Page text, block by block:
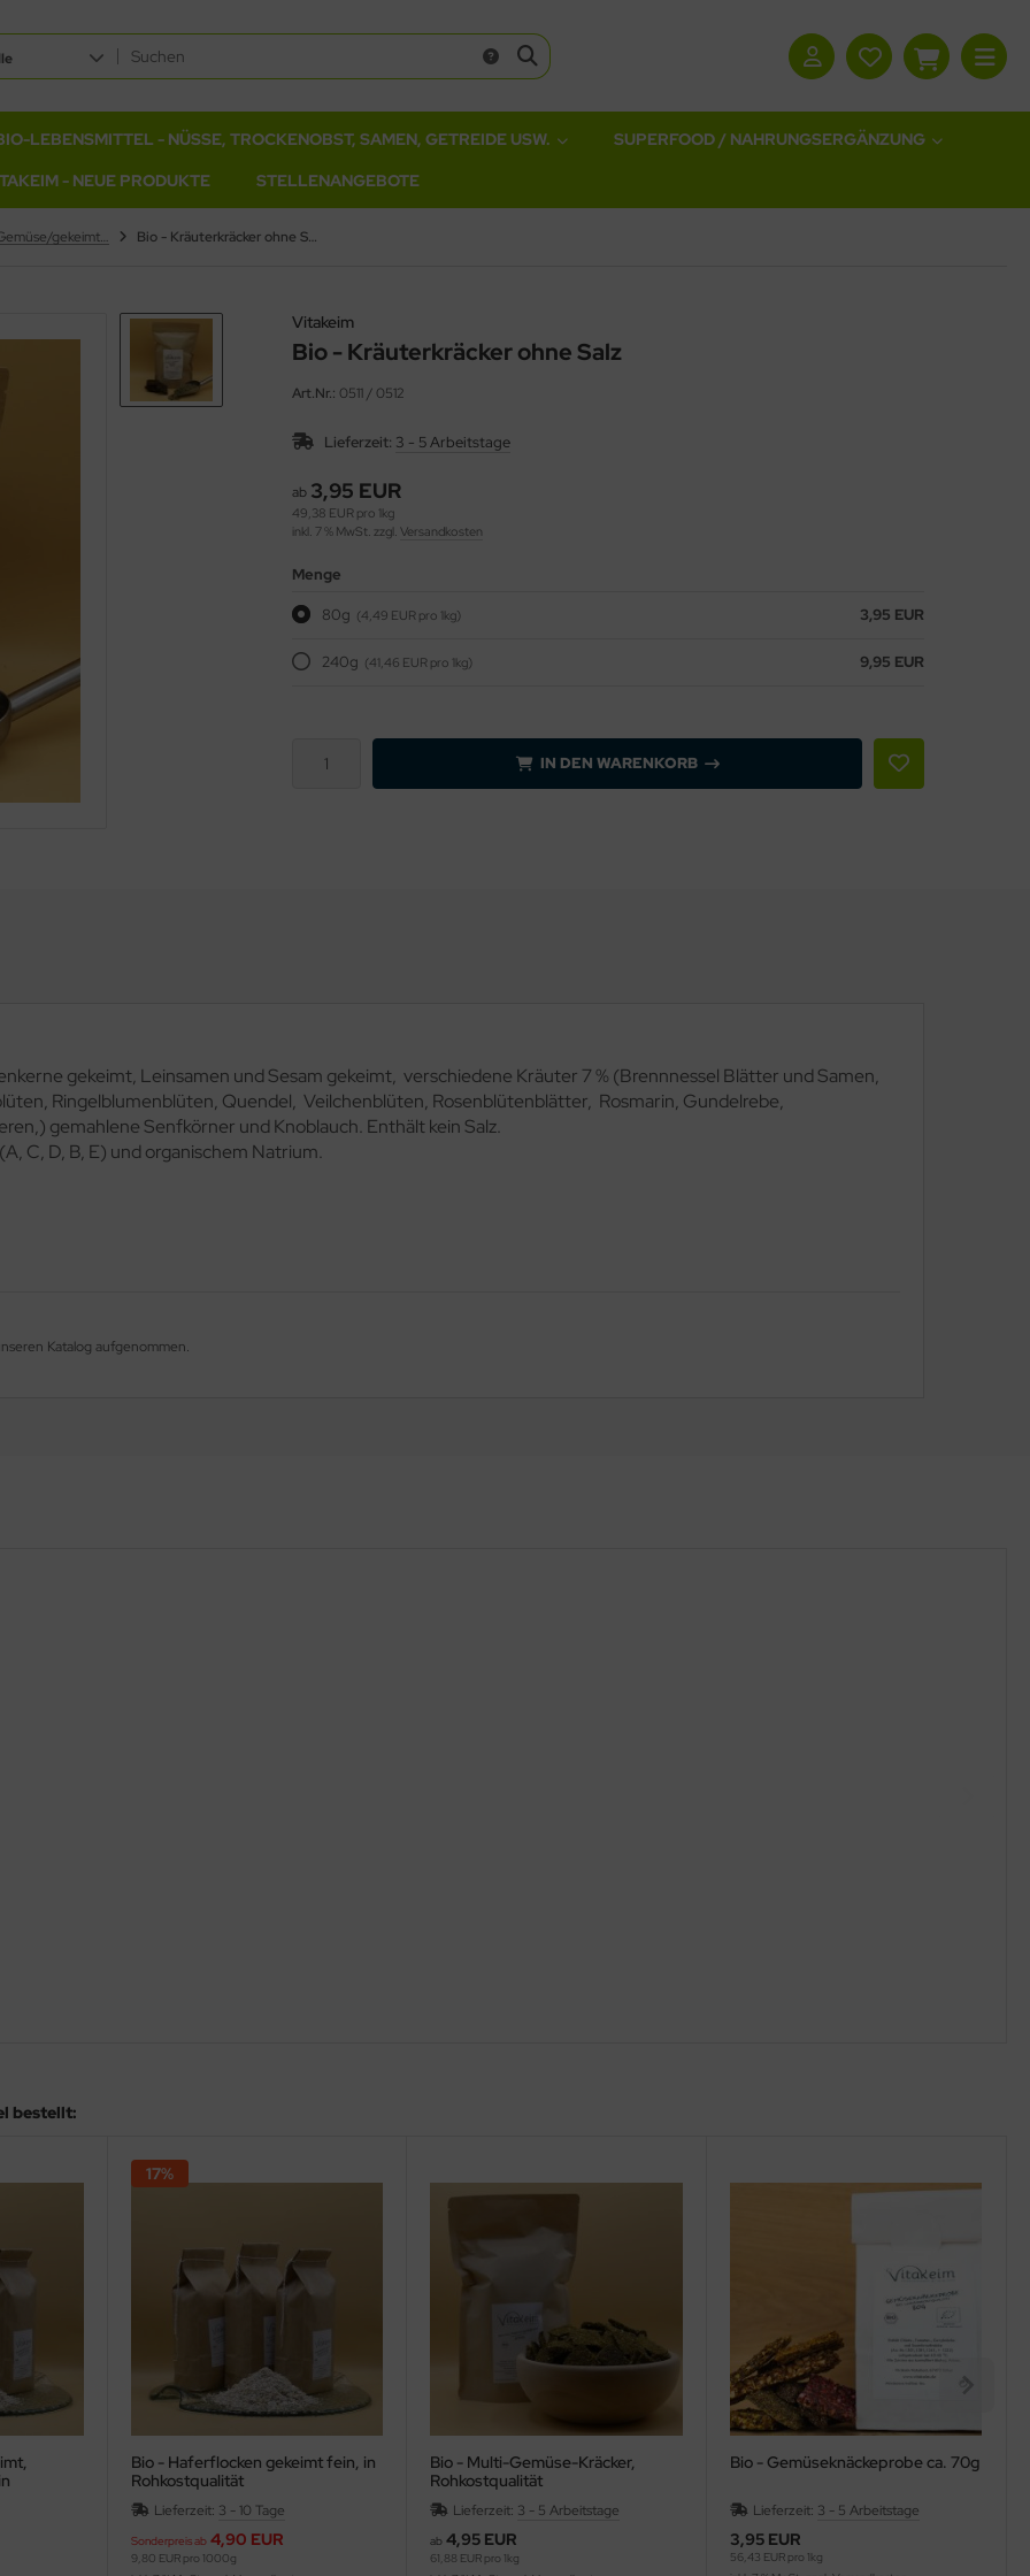
LEBENSMITTEL - NÜSSE, TROCKENOBST, SAMEN, GETREIDE USW.
SUPERFOOD / NAHRUNGSERGÄNZUNG
- NEUE PRODUKTE STELLENANGEBOTE
Kräcker mit Gemüse/gekeimten Samen in Bio und Rohkost Bio - Kräuterkräcker ohne Salz
Vitakeim
Bio - Kräuterkräcker ohne Salz
Art.Nr.: 0511 / 0512
Lieferzeit: 3 - 5 Arbeitstage
ab 3,95 EUR
49,38 EUR pro 1kg
inkl. 7 % MwSt. zzgl. Versandkosten
Menge
80g (4,49 EUR pro 1kg) 3,95 EUR
240g (41,46 EUR pro 1kg) 9,95 EUR
IN DEN WARENKORB
gekeimt, Leinsamen und Sesam gekeimt, verschiedene Kräuter 7 % (Brennnessel Blätter und Samen,
Ringelblumenblüten, Quendel, Veilchenblüten, Rosenblütenblätter, Rosmarin, Gundelrebe,
gemahlene Senfkörner und Knoblauch. Enthält kein Salz.
C, D, B, E) und organischem Natrium.
Katalog aufgenommen.
bestellt:
Bio - Haferflocken gekeimt fein, in
Rohkostqualität
Lieferzeit: 3 - 10 Tage
Sonderpreis ab 4,90 EUR
17%
9,80 EUR pro 1000g
Bio - Multi-Gemüse-Kräcker,
Rohkostqualität
Lieferzeit: 3 - 5 Arbeitstage
ab 4,95 EUR
61,88 EUR pro 1kg
Bio - Gemüseknäckeprobe ca. 70g
Lieferzeit: 3 - 5 Arbeitstage
3,95 EUR
56,43 EUR pro 1kg